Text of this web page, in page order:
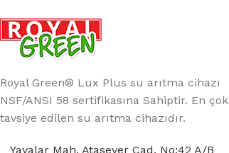
Royal Green® Lux Plus su arıtma cihazı
NSF/ANSI 58 sertifikasına Sahiptir. En çok
tavsiye edilen su arıtma cihazıdır.
Yayalar Mah. Atasever Cad. No:42 A/B